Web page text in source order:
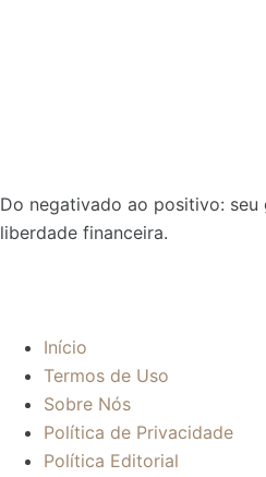
Do negativado ao positivo: seu
liberdade financeira.
Início
Termos de Uso
Sobre Nós
Política de Privacidade
Política Editorial